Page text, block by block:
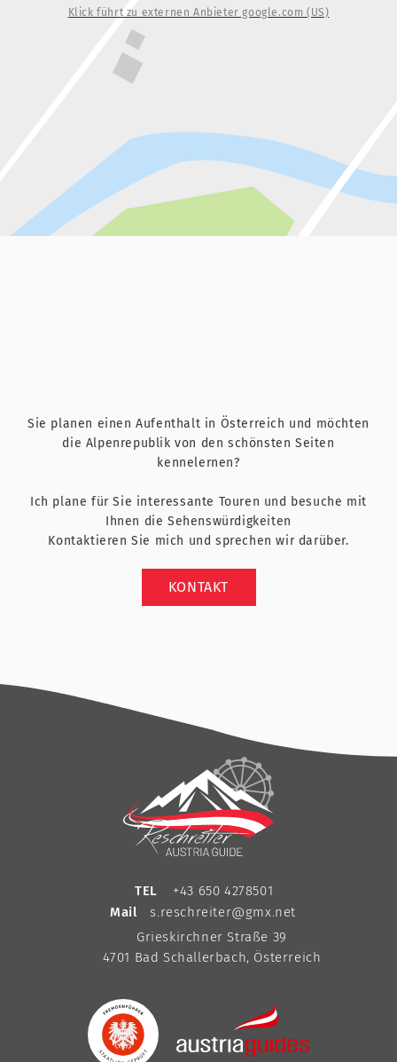
Klick führt zu externen Anbieter google.com (US)
Sie planen einen Aufenthalt in Österreich und möchten
die Alpenrepublik von den schönsten Seiten
kennelernen?
Ich plane für Sie interessante Touren und besuche mit
Ihnen die Sehenswürdigkeiten
Kontaktieren Sie mich und sprechen wir darüber.
KONTAKT
TEL
+43 650 4278501
Mail
s.reschreiter@gmx.net
Grieskirchner Straße 39
4701 Bad Schallerbach, Österreich